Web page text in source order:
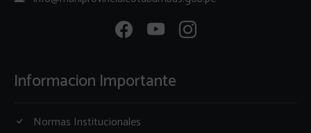
Informacion Importante
Normas Institucionales